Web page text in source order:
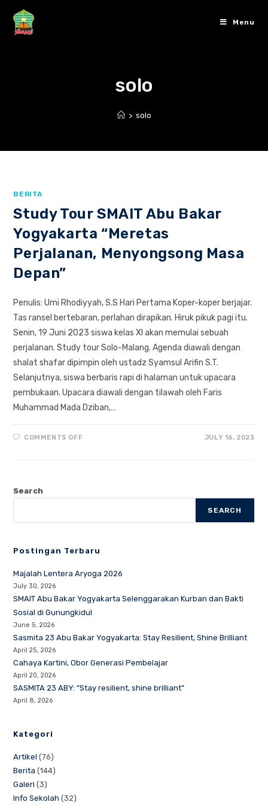
content
Menu
solo
> solo
BERITA
Study Tour SMAIT Abu Bakar
Yogyakarta “Meretas
Perjalanan, Menyongsong Masa
Depan”
Penulis: Umi Rhodiyyah, S.S Hari Pertama Koper-koper berjajar.
Tas ransel bertebaran, perlahan dirapikan. Hiruk pikuk pagi itu.
Senin, 19 Juni 2023 siswa kelas XI akan memulai sebuah
perjalanan. Study tour Solo-Malang. Agenda diawali dengan
shalat shafar dipimpin oleh ustadz Syamsul Arifin S.T.
Selanjutnya, siswa berbaris rapi di halaman untuk upacara
pembukaan. Upacara diawali dengan tilawah oleh Faris
Muhammad Mada Dziban,…
COMMENTS OFFON
PERJALANAN,
DEPAN”
JULY 16, 2023
Search
SEARCH
Postingan Terbaru
Majalah Lentera Aryoga 2026
July 30, 2026
SMAIT Abu Bakar Yogyakarta Selenggarakan Kurban dan Bakti
Sosial di Gunungkidul
June 5, 2026
Sasmita 23 Abu Bakar Yogyakarta: Stay Resilient, Shine Brilliant
April 25, 2026
Cahaya Kartini, Obor Generasi Pembelajar
April 20, 2026
SASMITA 23 ABY: “Stay resilient, shine brilliant”
April 8, 2026
Kategori
Artikel (76)
Berita (144)
Galeri (3)
Info Sekolah (32)